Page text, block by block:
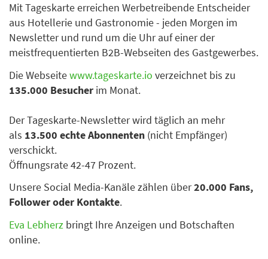
Mit Tageskarte erreichen Werbetreibende Entscheider
aus Hotellerie und Gastronomie - jeden Morgen im
Newsletter und rund um die Uhr auf einer der
meistfrequentierten B2B-Webseiten des Gastgewerbes.
Die Webseitewww.tageskarte.io verzeichnet bis zu
135.000 Besucher im Monat.
Der Tageskarte-Newsletter wird täglich an mehr
als 13.500 echte Abonnenten (nicht Empfänger)
verschickt.
Öffnungsrate 42-47 Prozent.
Unsere Social Media-Kanäle zählen über20.000 Fans,
Follower oder Kontakte.
Eva Lebherz bringt Ihre Anzeigen und Botschaften
online.